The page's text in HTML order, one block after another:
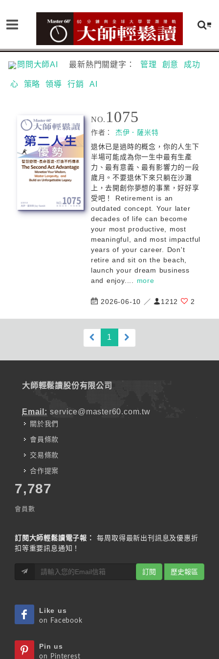
問問大師AI 最新熱門關鍵字： 管理 創意 成功
心 策略 領導 行銷 AI
NO. 1075
作者： 杰伊．薩米特
退休已是過時的概念，你的人生下
半場可能成為你一生中最有生產
力、最有意義、最有影響力的一段
歲月。不要退休下來只躺在沙灘
上，去開創你夢想的事業，好好享
受吧！ Retirement is an
outdated concept. Your later
decades of life can become
your most productive, most
meaningful, and most impactful
years of your career. Don't
retire and sit on the beach,
launch your dream business
and enjoy.... more
2026-06-10 ／ 1212 2
1 (current)
大師輕鬆讀股份有限公司
Email: service@master60.com.tw
關於我們
會員條款
交易條款
合作提案
7,787
會員數
訂閱大師輕鬆讀電子報：
每周取得最新出刊訊息及優惠折
扣等重要訊息通知！
訂閱 歷史報區
Like us
on Facebook
Pin us
on Pinterest